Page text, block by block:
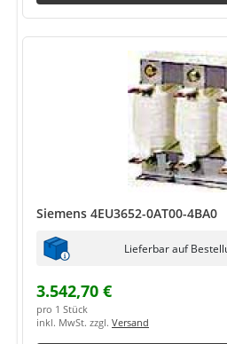
Siemens 4EU3652-0AT00-4BA0
Lieferbar auf
3.542,70 €
pro 1 Stück
inkl. MwSt. zzgl. Versand